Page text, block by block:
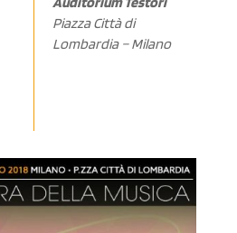
Piazza Città di
Lombardia – Milano